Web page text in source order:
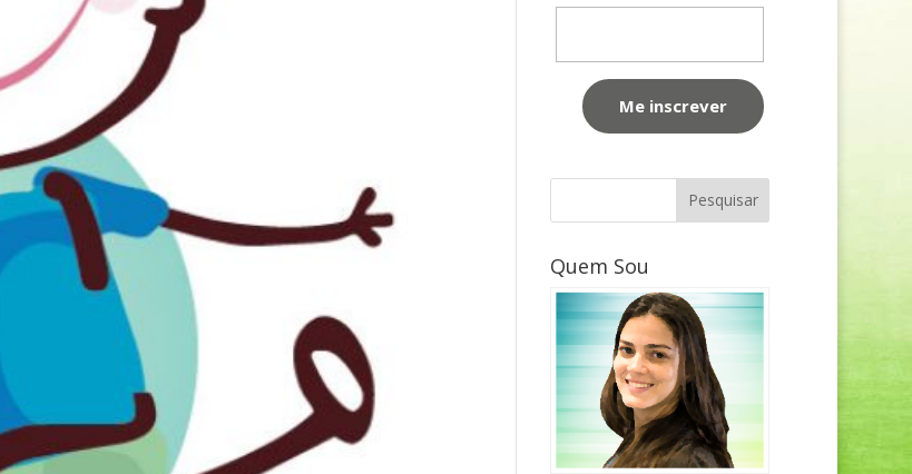
Quem Sou